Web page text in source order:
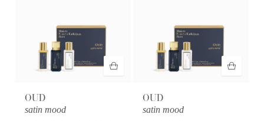
OUD
satin mood
OUD
satin mood